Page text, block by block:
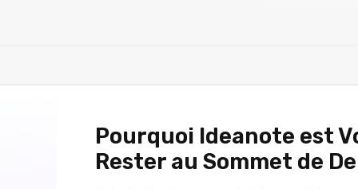
Pourquoi Ideanote est
Rester au Sommet de